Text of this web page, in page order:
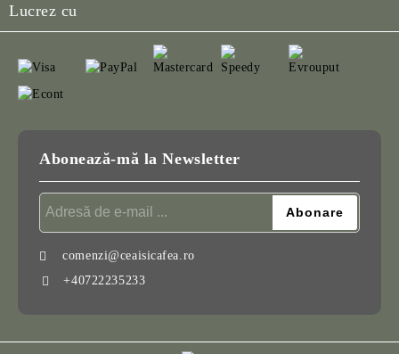
Lucrez cu
Abonează-mă la Newsletter
comenzi@ceaisicafea.ro
+40722235233